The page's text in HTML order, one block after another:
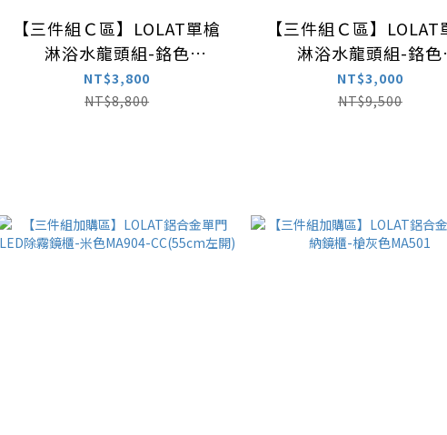
【三件組Ｃ區】LOLAT單槍
淋浴水龍頭組-鉻色
SNX2586H
NT$3,800
NT$8,800
【三件組Ｃ區】LOLAT
淋浴水龍頭組-鉻色
SNR1326H
NT$3,000
NT$9,500